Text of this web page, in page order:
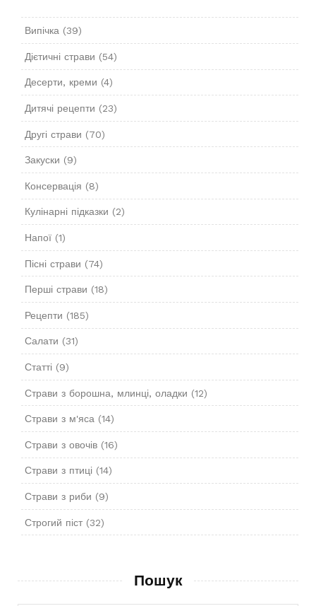
Випічка(39)
Дієтичні страви (54)
Десерти, креми (4)
Дитячі рецепти (23)
Другі страви (70)
Закуски (9)
Консервація (8)
Кулінарні підказки (2)
Напої(1)
Пісні страви (74)
Перші страви (18)
Рецепти (185)
Салати (31)
Статті (9)
Страви з борошна, млинці, оладки (12)
Страви з м'яса (14)
Страви з овочів(16)
Страви з птиці (14)
Страви з риби (9)
Строгий піст(32)
Пошук